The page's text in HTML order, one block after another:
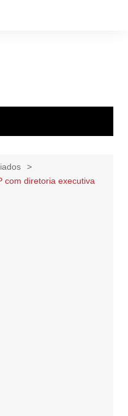
com diretoria executiva